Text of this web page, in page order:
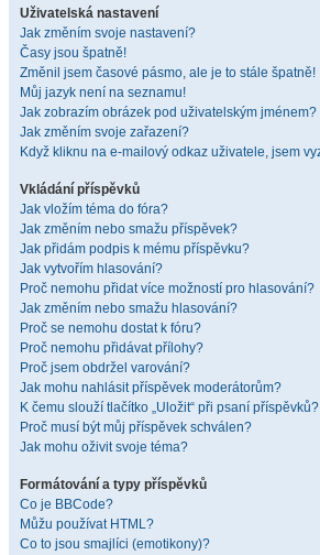
Uživatelská nastavení
Jak změním svoje nastavení?
Časy jsou špatně!
Změnil jsem časové pásmo, ale je to stále špatně!
Můj jazyk není na seznamu!
Jak zobrazím obrázek pod uživatelským jménem?
Jak změním svoje zařazení?
Když kliknu na e-mailový odkaz uživatele, jsem
Vkládání příspěvků
Jak vložím téma do fóra?
Jak změním nebo smažu příspěvek?
Jak přidám podpis k mému příspěvku?
Jak vytvořím hlasování?
Proč nemohu přidat více možností pro hlasování?
Jak změním nebo smažu hlasování?
Proč se nemohu dostat k fóru?
Proč nemohu přidávat přílohy?
Proč jsem obdržel varování?
Jak mohu nahlásit příspěvek moderátorům?
K čemu slouží tlačítko „Uložit“ při psaní příspěvků?
Proč musí být můj příspěvek schválen?
Jak mohu oživit svoje téma?
Formátování a typy příspěvků
Co je BBCode?
Můžu používat HTML?
Co to jsou smajlíci (emotikony)?